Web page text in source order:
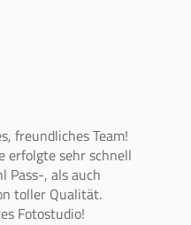
freundliches Team!
erfolgte sehr schnell
Pass-, als auch
toller Qualität.
Fotostudio!